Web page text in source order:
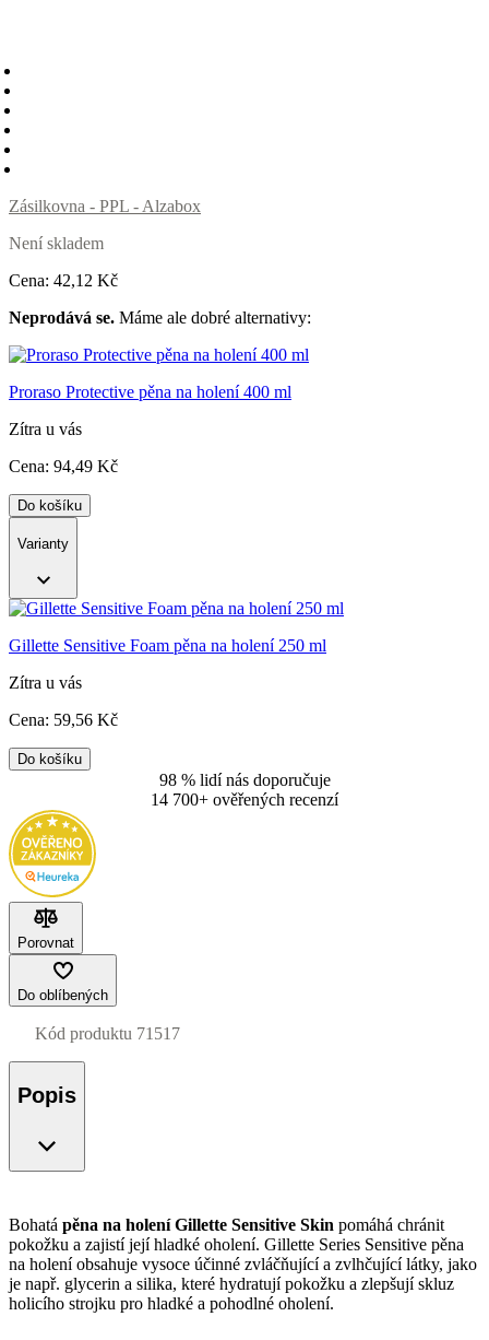
Zásilkovna - PPL - Alzabox
Není skladem
Cena: 42,12 Kč
Neprodává se. Máme ale dobré alternativy:
Proraso Protective pěna na holení 400 ml
Zítra u vás
Cena: 94,49 Kč
Do košíku
Varianty
Gillette Sensitive Foam pěna na holení 250 ml
Zítra u vás
Cena: 59,56 Kč
Do košíku
98 % lidí nás doporučuje
14 700+ ověřených recenzí
Porovnat
Do oblíbených
Kód produktu 71517
Popis
Bohatá pěna na holení Gillette Sensitive Skin pomáhá chránit
pokožku a zajistí její hladké oholení. Gillette Series Sensitive pěna
na holení obsahuje vysoce účinné zvláčňující a zvlhčující látky, jako
je např. glycerin a silika, které hydratují pokožku a zlepšují skluz
holicího strojku pro hladké a pohodlné oholení.